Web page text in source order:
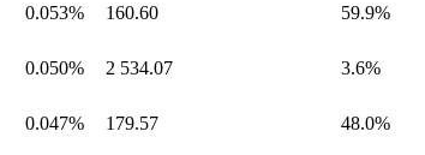
0.053% 160.60 59.9%
0.050% 2 534.07 3.6%
0.047% 179.57 48.0%